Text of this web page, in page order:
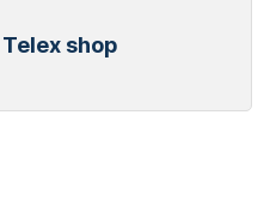
Telex shop